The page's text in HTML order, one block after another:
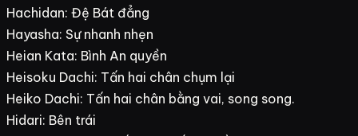
Hachidan: Đệ Bát đẳng
Hayasha: Sự nhanh nhẹn
Heian Kata: Bình An quyền
Heisoku Dachi: Tấn hai chân chụm lại
Heiko Dachi: Tấn hai chân bằng vai, song song.
Hidari: Bên trái